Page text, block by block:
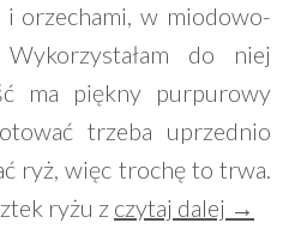
orzechami, w miodowo-
do niej
ma piękny purpurowy
trzeba uprzednio
ryż, więc trochę to trwa.
ryżu z czytaj dalej →